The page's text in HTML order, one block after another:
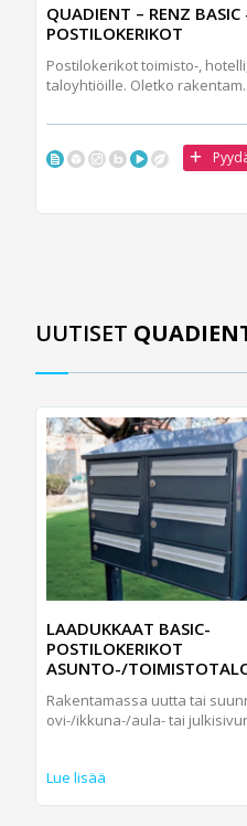
QUADIENT – RENZ BASIC
POSTILOKERIKOT
Postilokerikot toimisto-,
taloyhtiöille. Oletko
UUTISET
LAADUKKAAT BASIC-
POSTILOKERIKOT
ASUNTO-/
Rakentamassa uutta tai
ovi-/ikkuna-/aula- tai
Lue lisää